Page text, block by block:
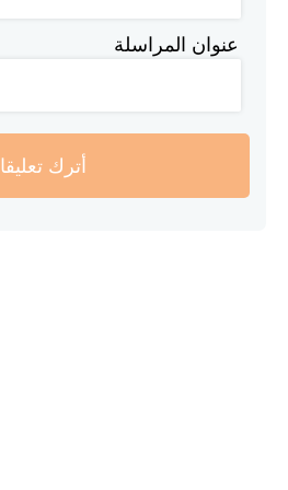
عنوان المراسلة
أترك تعليقا